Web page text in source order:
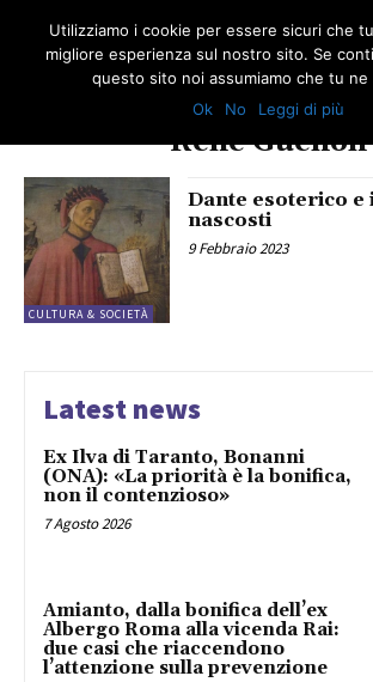
René Guénon
CULTURA & SOCIETÀ
Dante esoterico e
nascosti
9 Febbraio 2023
Latest news
Ex Ilva di Taranto, Bonanni
(ONA): «La priorità è la bonifica,
non il contenzioso»
7 Agosto 2026
Amianto, dalla bonifica dell’ex
Albergo Roma alla vicenda Rai:
due casi che riaccendono
l’attenzione sulla prevenzione
Utilizziamo i cookie per essere sicuri che
migliore esperienza sul nostro sito. Se
questo sito noi assumiamo che tu ne
Ok
No Leggi di più